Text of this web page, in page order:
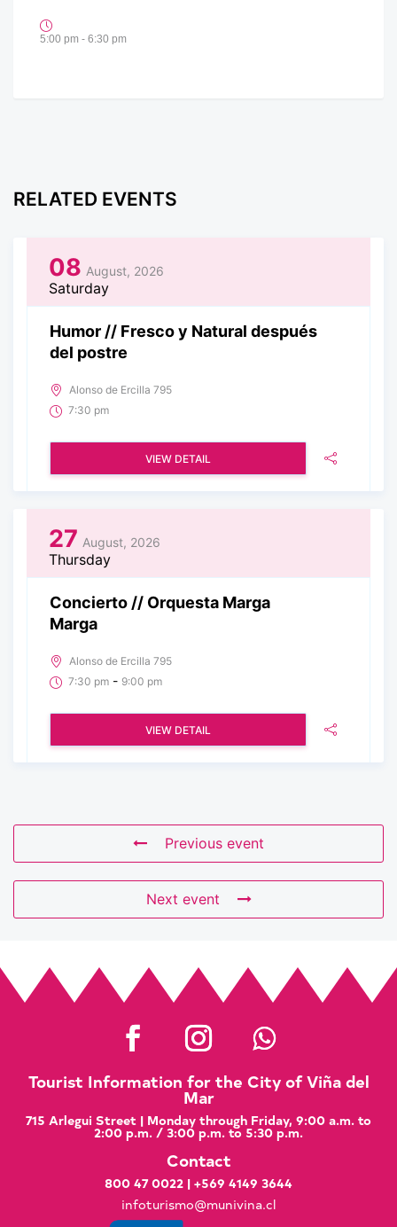
5:00 pm - 6:30 pm
RELATED EVENTS
08 August, 2026
Saturday
Humor // Fresco y Natural después
del postre
Alonso de Ercilla 795
7:30 pm
VIEW DETAIL
27 August, 2026
Thursday
Concierto // Orquesta Marga
Marga
Alonso de Ercilla 795
7:30 pm - 9:00 pm
VIEW DETAIL
Previous event
Next event
Tourist Information for the City of Viña del
Mar
715 Arlegui Street | Monday through Friday, 9:00 a.m. to
2:00 p.m. / 3:00 p.m. to 5:30 p.m.
Contact
800 47 0022 | +569 4149 3644
infoturismo@munivina.cl